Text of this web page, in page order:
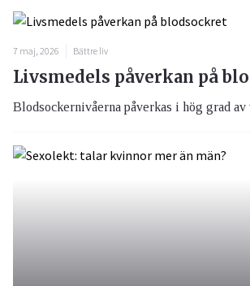
7 maj, 2026 Bättre liv
Livsmedels påverkan på
Blodsockernivåerna påverkas i hög grad av